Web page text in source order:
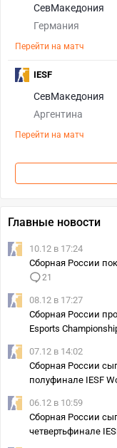
СевМакедония
Германия
Перейти на матч
СевМакедония
Аргентина
Перейти на матч
IESF
Главные новости
10.12 в 17:24
Сборная России
21
08.12 в 17:27
Сборная России
Esports
07.12 в 14:02
Сборная России
полуфинале IESF
06.12 в 10:59
Сборная России
четвертьфинале